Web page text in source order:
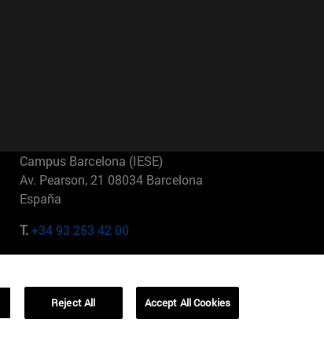
Campus Barcelona (IESE)
Av. Pearson, 21 08034 Barcelona
España
T.+34 93 253 42 00
01321001 Bela Vista Brasil
Reject All Accept All Cookies